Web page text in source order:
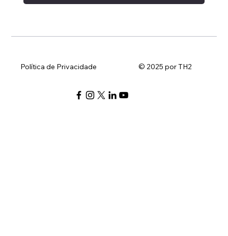
Política de Privacidade © 2025 por TH2